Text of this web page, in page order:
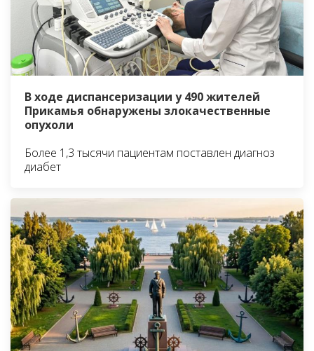
В ходе диспансеризации у 490 жителей
Прикамья обнаружены злокачественные
опухоли
Более 1,3 тысячи пациентам поставлен диагноз
диабет